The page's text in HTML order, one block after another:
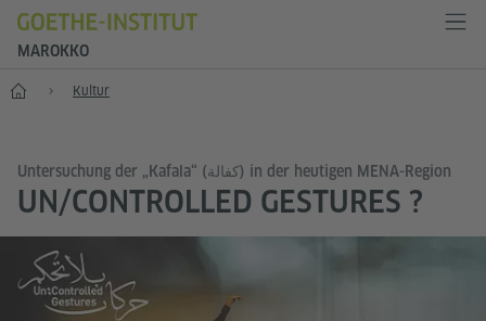
MAROKKO
Start Kultur
Untersuchung der „Kafala“ (كفالة) in der heutigen MENA-Region
UN/CONTROLLED GESTURES ?